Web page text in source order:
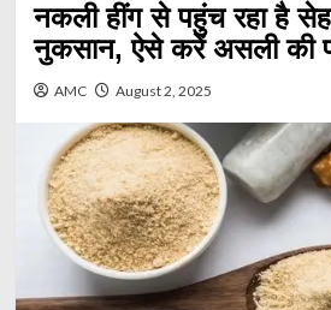
नकली हींग से पहुंच रहा है
नुकसान, ऐसे करें असली की
AMC August 2, 2025